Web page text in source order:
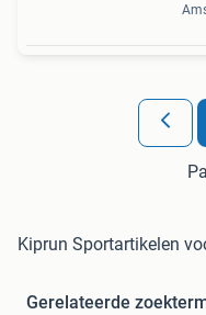
Kiprun Sportartikelen
Gerelateerde